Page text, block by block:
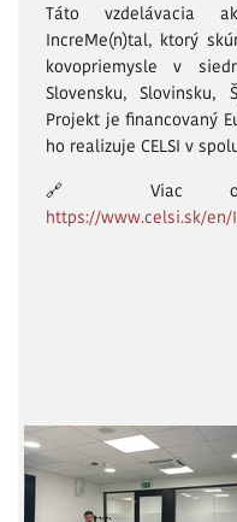
Táto vzdelávacia
IncreMe(n)tal, ktorý
kovopriemysle v
Slovensku, Slovinsku,
Projekt je financovaný
ho realizuje CELSI v
🔗 Viac o
https://www.celsi.sk/